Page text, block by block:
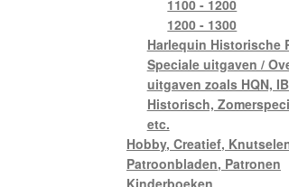
1100 - 1200
1200 - 1300
Harlequin Historische
Speciale uitgaven /
uitgaven zoals HQN,
Historisch,
etc.
Hobby, Creatief,
Patroonbladen, Patronen
Kinderboeken